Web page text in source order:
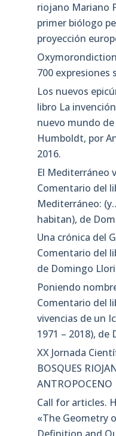
riojano Mariano
primer biólogo
proyección
700 expresiones
Los nuevos
libro La
nuevo mundo
Humboldt, por
2016.
El Mediterráneo
Comentario del
Mediterráneo:
habitan), de
Una crónica del
Comentario del
de Domingo
Poniendo
Comentario del
vivencias de un
1971 – 2018), de
XX Jornada
BOSQUES
ANTROPOCENO
Call for articles.
«The Geometry